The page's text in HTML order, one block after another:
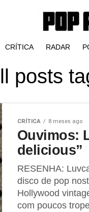
CRÍTICA RADAR
posts
CRÍTICA 8 meses ago
Ouvimos:
delicious”
RESENHA:
disco de pop
Hollywood
com poucos